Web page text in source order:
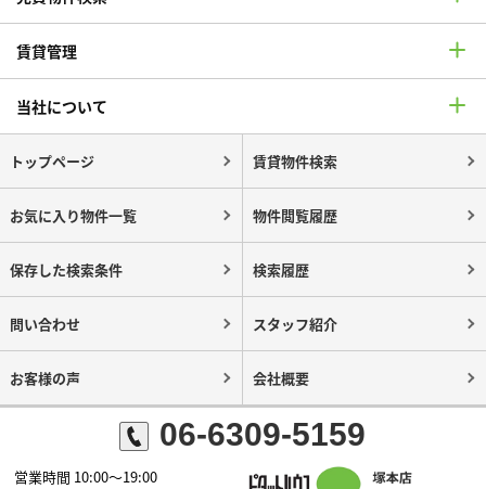
賃貸管理
当社について
トップページ 賃貸物件検索
お気に入り物件一覧 物件閲覧履歴
保存した検索条件 検索履歴
問い合わせ スタッフ紹介
お客様の声 会社概要
06-6309-5159
営業時間 10:00～19:00